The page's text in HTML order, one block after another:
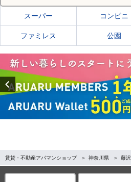
スーパー コンビニ
ファミレス 公園
Previous
賃貸・不動産アパマンショップ 神奈川県 藤
全国の都道府県から探す